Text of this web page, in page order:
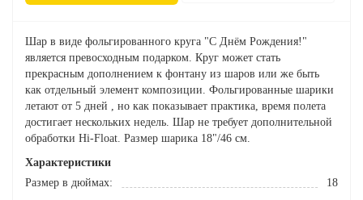
Шар в виде фольгированного круга "С Днём Рождения!"
является превосходным подарком. Круг может стать
прекрасным дополнением к фонтану из шаров или же быть
как отдельный элемент композиции. Фольгированные шарики
летают от 5 дней , но как показывает практика, время полета
достигает нескольких недель. Шар не требует дополнительной
обработки Hi-Float. Размер шарика 18"/46 см.
Характеристики
Размер в дюймах:
18